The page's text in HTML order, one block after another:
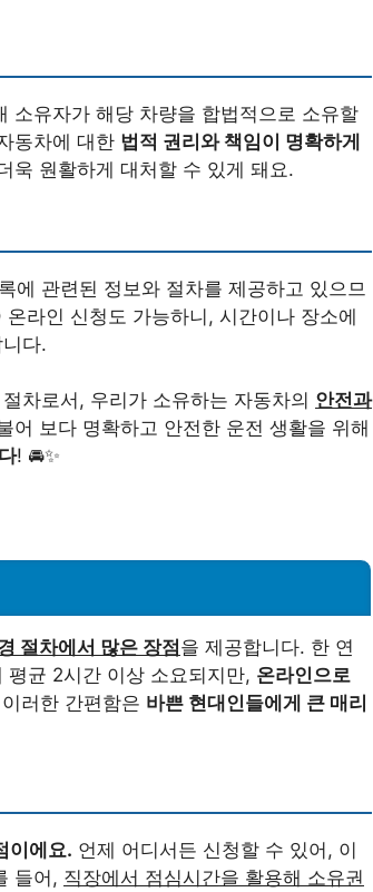
소유자가 해당 차량을 합법적으로 소유할
동차에 대한 법적 권리와 책임이 명확하게
욱 원활하게 대처할 수 있게 돼요.
에 관련된 정보와 절차를 제공하고 있으므
라인 신청도 가능하니, 시간이나 장소에
다.
차로서, 우리가 소유하는 자동차의 안전과
어 보다 명확하고 안전한 운전 생활을 위해
! 🚘✨
절차에서 많은 장점을 제공합니다. 한 연
균 2시간 이상 소요되지만, 온라인으로
러한 간편함은 바쁜 현대인들에게 큰 매리
이에요. 언제 어디서든 신청할 수 있어, 이
들어, 직장에서 점심시간을 활용해 소유권